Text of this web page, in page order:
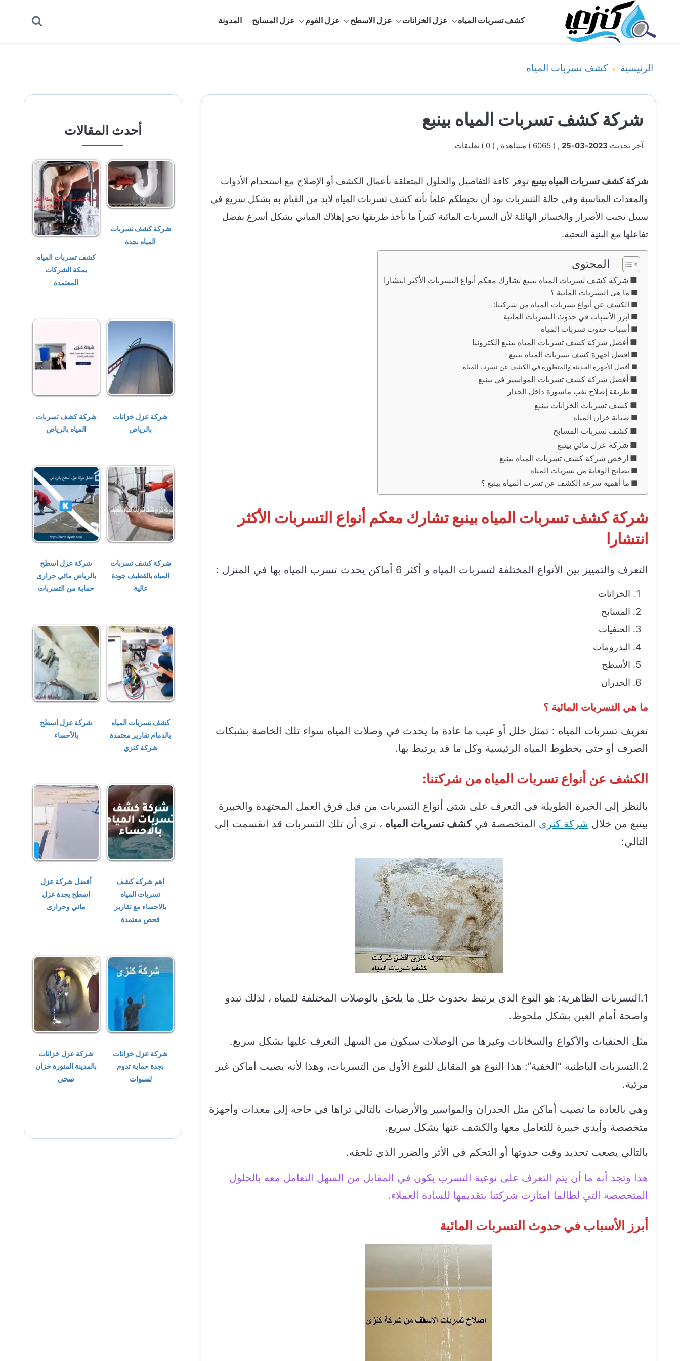
كشف تسربات المياه عزل الخزانات عزل الاسطح عزل الفوم عزل المسابح المدونة
الرئيسية كشف تسربات المياه
شركة كشف تسربات المياه بينبع
آخر تحديث 2023-03-25 , ( 6065 ) مشاهدة , ( 0 ) تعليقات
شركة كشف تسربات المياه بينبع توفر كافة التفاصيل والحلول المتعلقة بأعمال الكشف أو الإصلاح مع استخدام الأدوات
والمعدات المناسبة وفي حالة التسربات نود أن نحيطكم علماً بأنه كشف تسربات المياه لابد من القيام به بشكل سريع في
سبيل تجنب الأضرار والخسائر الهائلة لأن التسربات المائية كثيراً ما تأخذ طريقها نحو إهلاك المباني بشكل أسرع بفضل
تفاعلها مع البنية التحتية.
المحتوى
شركة كشف تسربات المياه بينبع تشارك معكم أنواع التسربات الأكثر انتشارا
ما هي التسربات المائية ؟
الكشف عن أنواع تسربات المياه من شركتنا:
أبرز الأسباب في حدوث التسربات المائية
أسباب حدوث تسربات المياه
أفضل شركة كشف تسربات المياه بينبع الكترونيا
افضل اجهزة كشف تسربات المياه بينبع
أفضل الأجهزة الحديثة والمتطورة في الكشف عن تسرب المياه
أفضل شركة كشف تسربات المواسير في يبنبع
طريقة إصلاح ثقب ماسورة داخل الجدار
كشف تسربات الخزانات بينبع
صيانة خزان المياه
كشف تسربات المسابح
شركة عزل مائي بينبع
ارخص شركة كشف تسربات المياه بينبع
نصائح الوقاية من تسربات المياه
ما أهمية سرعة الكشف عن تسرب المياه بينبع ؟
شركة كشف تسربات المياه بينبع تشارك معكم أنواع التسربات الأكثر
انتشارا
التعرف والتمييز بين الأنواع المختلفة لتسربات المياه و أكثر 6 أماكن يحدث تسرب المياه بها في المنزل :
الخزانات
المسابح
الحنفيات
البدرومات
الأسطح
الجدران
ما هي التسربات المائية ؟
تعريف تسربات المياه : تمثل خلل أو عيب ما عادة ما يحدث في وصلات المياه سواء تلك الخاصة بشبكات
الصرف أو حتى بخطوط المياه الرئيسية وكل ما قد يرتبط بها.
الكشف عن أنواع تسربات المياه من شركتنا:
بالنظر إلى الخبرة الطويلة في التعرف على شتى أنواع التسربات من قبل فرق العمل المجتهدة والخبيرة
بينبع من خلال شركة كنزى المتخصصة فيكشف تسربات المياه ، ترى أن تلك التسربات قد انقسمت إلى
التالي:
1.التسربات الظاهرية: هو النوع الذي يرتبط بحدوث خلل ما يلحق بالوصلات المختلفة للمياه ، لذلك تبدو
واضحة أمام العين بشكل ملحوظ.
مثل الحنفيات والأكواع والسخانات وغيرها من الوصلات سيكون من السهل التعرف عليها بشكل سريع.
2.التسربات الباطنية “الخفية”: هذا النوع هو المقابل للنوع الأول من التسربات، وهذا لأنه يصيب أماكن غير
مرئية.
وهي بالعادة ما تصيب أماكن مثل الجدران والمواسير والأرضيات بالتالي تراها في حاجة إلى معدات وأجهزة
متخصصة وأيدي خبيرة للتعامل معها والكشف عنها بشكل سريع.
بالتالي يصعب تحديد وقت حدوثها أو التحكم في الأثر والضرر الذي تلحقه.
هذا وتجد أنه ما أن يتم التعرف على نوعية التسرب يكون في المقابل من السهل التعامل معه بالحلول
المتخصصة التي لطالما امتازت شركتنا بتقديمها للسادة العملاء.
أبرز الأسباب في حدوث التسربات المائية
أحدث المقالات
شركة كشف تسربات
المياه بجدة
كشف تسربات المياه
بمكة الشركات
المعتمدة
شركة عزل خزانات
بالرياض
شركة كشف تسربات
المياه بالرياض
شركة كشف تسربات
المياه بالقطيف جودة
عالية
شركة عزل اسطح
بالرياض مائي حرارى
حماية من التسربات
كشف تسربات المياه
بالدمام تقارير معتمدة
شركة كنزي
شركة عزل اسطح
بالأحساء
اهم شركه كشف
تسربات المياه
بالاحساء مع تقارير
فحص معتمدة
أفضل شركة عزل
اسطح بجدة عزل
مائي وحرارى
شركة عزل خزانات
بجدة حماية تدوم
لسنوات
شركة عزل خزانات
بالمدينة المنورة خزان
صحي